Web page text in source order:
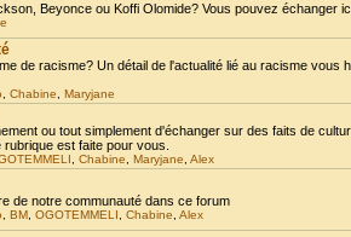
Beyonce ou Koffi Olomide? Vous pouvez échanger
de racisme? Un détail de l'actualité lié au racisme
Chabine Maryjane
ou tout simplement d'échanger sur des faits de
est faite pour vous.
Chabine Maryjane Alex
de notre communauté dans ce forum
BM OGOTEMMELI Chabine Alex